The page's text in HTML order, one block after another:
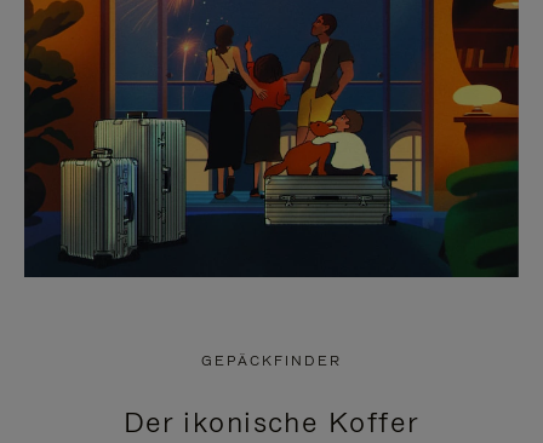
GEPÄCKFINDER
Der ikonische Koffer